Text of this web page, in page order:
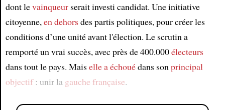
dont levainqueurserait investi candidat. Une initiative
citoyenne,en dehorsdes partis politiques, pour créer les
conditions d’une unité avant l'élection. Le scrutin a
remporté un vrai succès, avec près de 400.000électeurs
dans tout le pays. Maiselle a échouédans sonprincipal
objectif: unir la gauche française.